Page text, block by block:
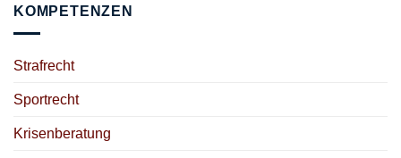
KOMPETENZEN
Strafrecht
Sportrecht
Krisenberatung